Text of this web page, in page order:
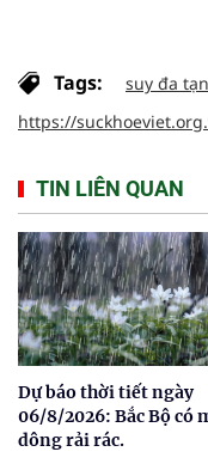
Tags: suy đa
https://
TIN LIÊN QUAN
Dự báo thời tiết ngày
06/8/2026: Bắc Bộ có
dông rải rác.